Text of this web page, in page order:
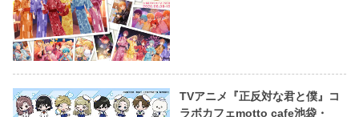
TVアニメ『正反対な君と僕』コ
ラボカフェmotto cafe池袋・